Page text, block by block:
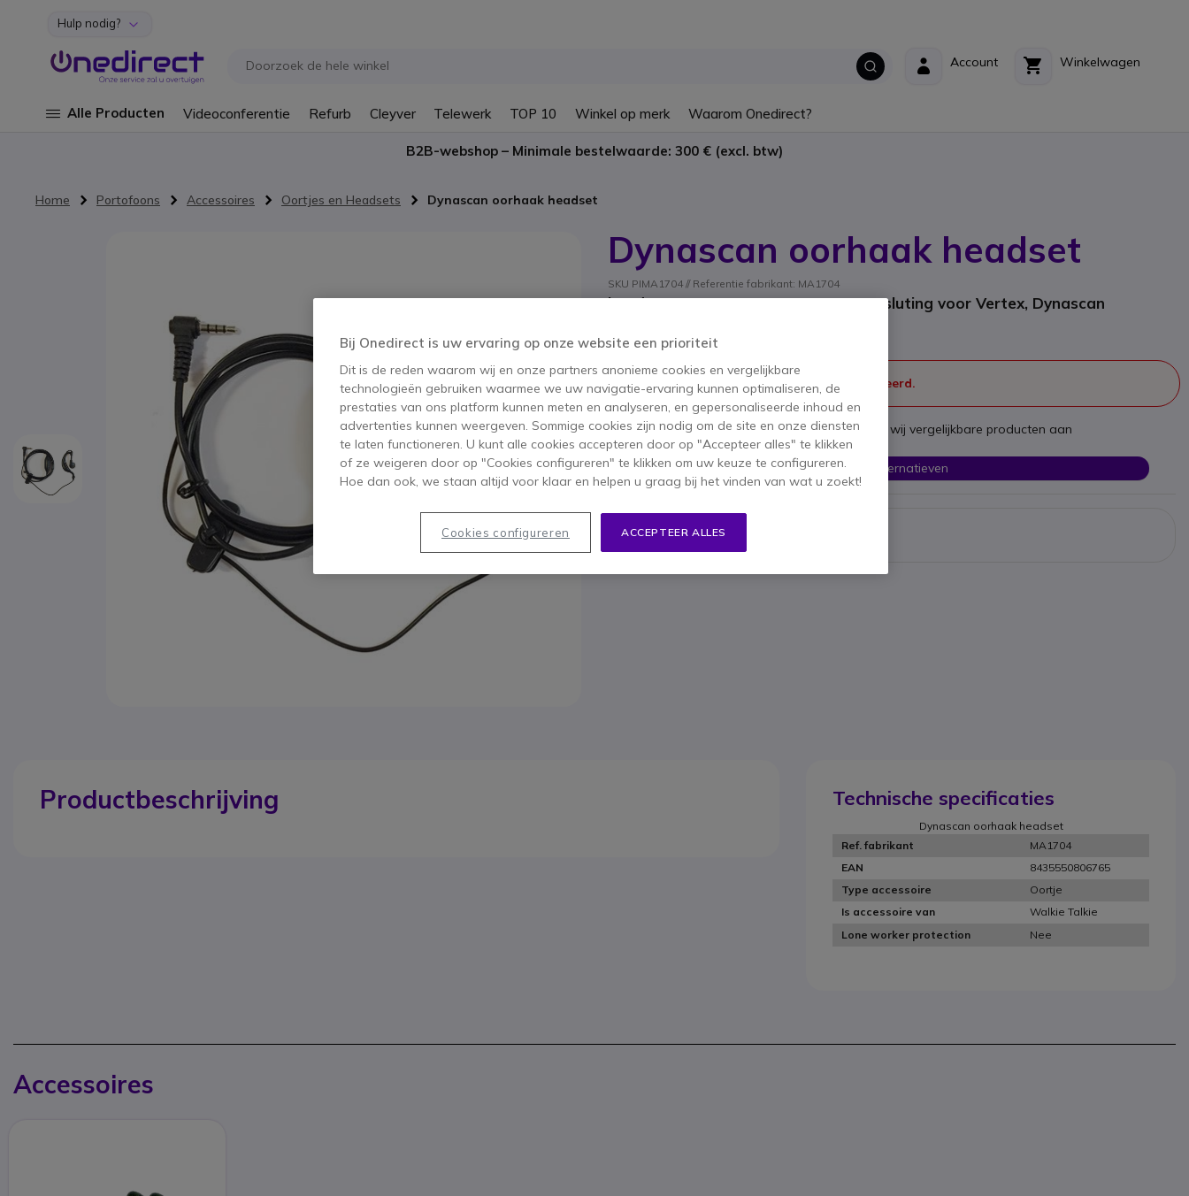
Ga naar de inhoud
Hulp nodig?
Winkelwagen
Account
Alle Producten Videoconferentie Refurb Cleyver Telewerk TOP 10 Winkel op merk Waarom Onedirect?
B2B-webshop – Minimale bestelwaarde: 300 € (excl. btw)
Home Portofoons Accessoires Oortjes en Headsets Dynascan oorhaak headset
Dynascan oorhaak headset
SKU PIMA1704 // Referentie fabrikant: MA1704
headset met een oor-contour en aansluting voor Vertex, Dynascan
Dit product wordt niet meer geproduceerd.
Om u van dienst te zijn bieden wij vergelijkbare producten aan
Bekijk alternatieven
Productbeschrijving Technische specificaties
Dynascan oorhaak headset
Ref. fabrikant
MA1704
EAN
8435550806765
Type accessoire
Oortje
Is accessoire van
Walkie Talkie
Lone worker protection
Nee
Accessoires
Bij Onedirect is uw ervaring op onze website een prioriteit
Dit is de reden waarom wij en onze partners anonieme cookies en vergelijkbare
technologieën gebruiken waarmee we uw navigatie-ervaring kunnen optimaliseren, de
prestaties van ons platform kunnen meten en analyseren, en gepersonaliseerde inhoud en
advertenties kunnen weergeven. Sommige cookies zijn nodig om de site en onze diensten
te laten functioneren. U kunt alle cookies accepteren door op "Accepteer alles" te klikken
of ze weigeren door op "Cookies configureren" te klikken om uw keuze te configureren.
Hoe dan ook, we staan altijd voor klaar en helpen u graag bij het vinden van wat u zoekt!
ACCEPTEER ALLES
Cookies configureren